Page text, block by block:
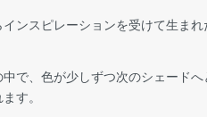
ンスピレーションを受けて生ま
で、色が少しずつ次のシェード
す。